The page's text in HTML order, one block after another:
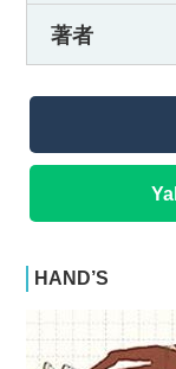
著者
HAND’S